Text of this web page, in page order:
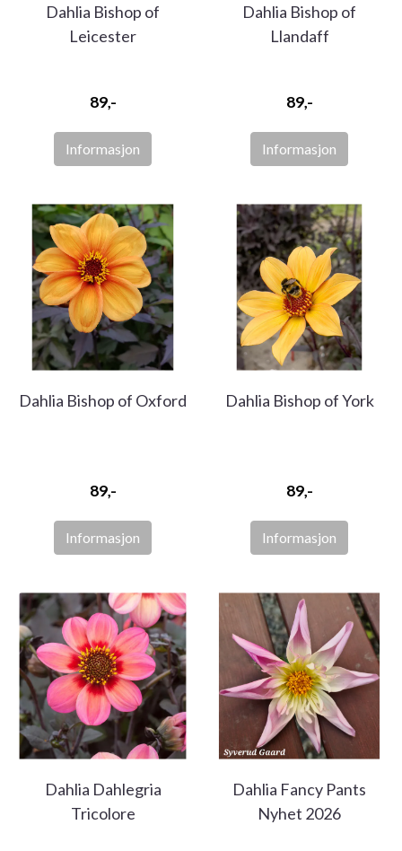
Dahlia Bishop of
Leicester
89,-
Informasjon
Dahlia Bishop of
Llandaff
89,-
Informasjon
Dahlia Bishop of Oxford
89,-
Informasjon
Dahlia Bishop of York
89,-
Informasjon
Dahlia Dahlegria
Tricolore
Dahlia Fancy Pants
Nyhet 2026